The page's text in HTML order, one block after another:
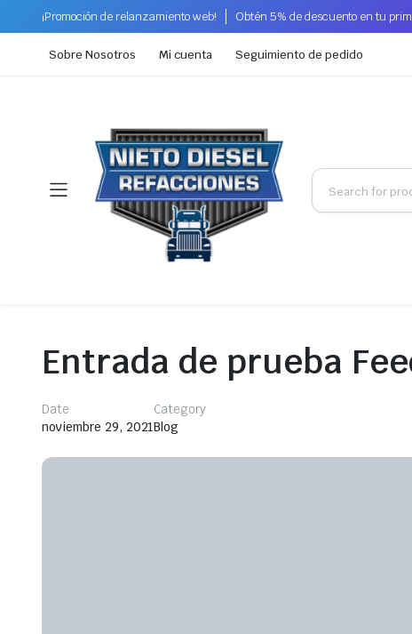
¡Promoción de relanzamiento web! Obtén 5% de descuento en tu
Sobre Nosotros Mi cuenta Seguimiento de pedido
Entrada de prueba
Date
noviembre 29, 2021
Category
Blog